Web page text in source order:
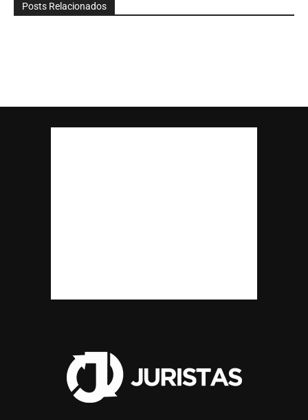
Posts Relacionados